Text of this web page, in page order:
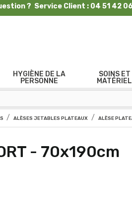
? Service Client : 04 51 42
HYGIÈNE DE LA
PERSONNE
SOINS ET
MATÉRIEL
ALÈSES JETABLES PLATEAUX ALÈSE
- 70x190cm